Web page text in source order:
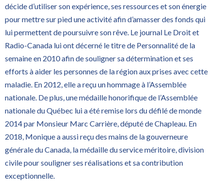
décide d’utiliser son expérience, ses ressources et son énergie
pour mettre sur pied une activité afin d’amasser des fonds qui
lui permettent de poursuivre son rêve. Le journal Le Droit et
Radio-Canada lui ont décerné le titre de Personnalité de la
semaine en 2010 afin de souligner sa détermination et ses
efforts à aider les personnes de la région aux prises avec cette
maladie. En 2012, elle a reçu un hommage à l’Assemblée
nationale. De plus, une médaille honorifique de l’Assemblée
nationale du Québec lui a été remise lors du défilé de monde
2014 par Monsieur Marc Carrière, député de Chapleau. En
2018, Monique a aussi reçu des mains de la gouverneure
générale du Canada, la médaille du service méritoire, division
civile pour souligner ses réalisations et sa contribution
exceptionnelle.